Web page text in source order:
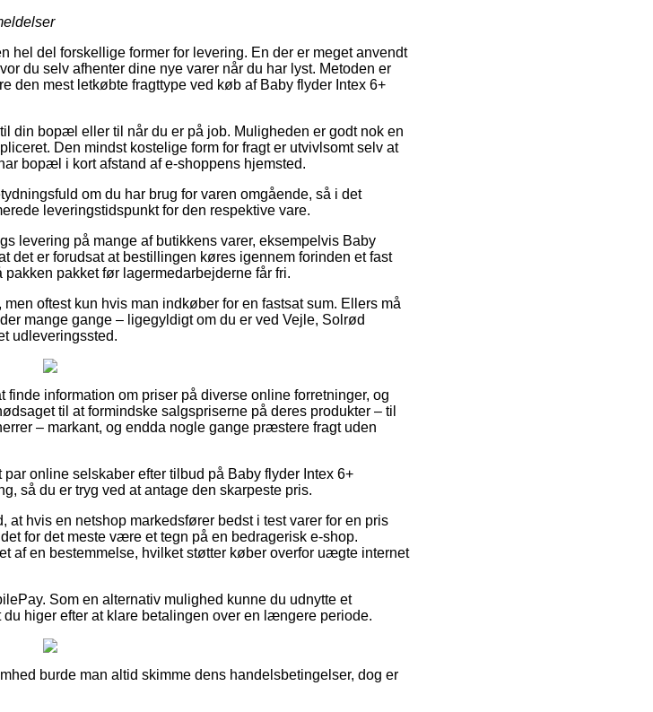
hel del forskellige former for levering. En der er meget anvendt
du selv afhenter dine nye varer når du har lyst. Metoden er
den mest letkøbte fragttype ved køb af Baby flyder Intex 6+
din bopæl eller til når du er på job. Muligheden er godt nok en
Den mindst kostelige form for fragt er utvivlsomt selv at
bopæl i kort afstand af e-shoppens hjemsted.
om du har brug for varen omgående, så i det
leveringstidspunkt for den respektive vare.
levering på mange af butikkens varer, eksempelvis Baby
det er forudsat at bestillingen køres igennem forinden et fast
pakket før lagermedarbejderne får fri.
oftest kun hvis man indkøber for en fastsat sum. Ellers må
mange gange – ligegyldigt om du er ved Vejle, Solrød
udleveringssted.
information om priser på diverse online forretninger, og
til at formindske salgspriserne på deres produkter – til
– markant, og endda nogle gange præstere fragt uden
online selskaber efter tilbud på Baby flyder Intex 6+
så du er tryg ved at antage den skarpeste pris.
hvis en netshop markedsfører bedst i test varer for en pris
for det meste være et tegn på en bedragerisk e-shop.
af en bestemmelse, hvilket støtter køber overfor uægte internet
Som en alternativ mulighed kunne du udnytte et
higer efter at klare betalingen over en længere periode.
burde man altid skimme dens handelsbetingelser, dog er